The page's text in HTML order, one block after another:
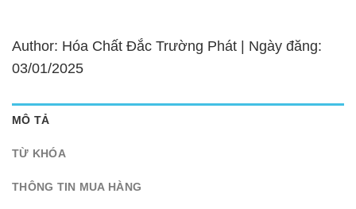
Author: Hóa Chất Đắc Trường Phát | Ngày đăng:
03/01/2025
MÔ TẢ
TỪ KHÓA
THÔNG TIN MUA HÀNG